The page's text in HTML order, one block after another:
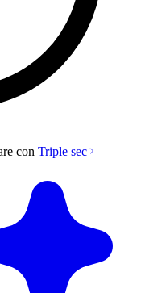
con Triple sec